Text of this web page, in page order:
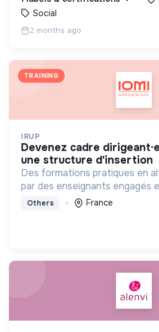
Social
2 months ago
TRAINING
IRUP
devenez cadre dirigeant·e dans l'ess ou
une structure d'insertion
Des formations pratiques en
par des enseignants engagés
réalités sociales, basées sur
Others France